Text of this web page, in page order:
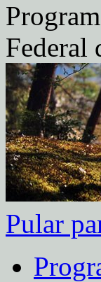
Federal
Pular